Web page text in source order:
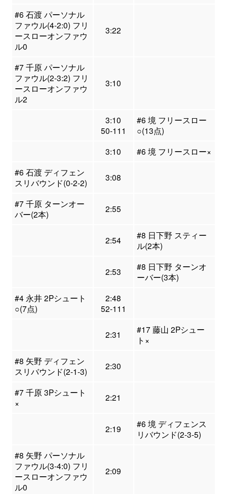
#6 石渡 パーソナル
ファウル(4-2:0) フリ
ースローオンファウ
ル0
3:22
#7 千原 パーソナル
ファウル(2-3:2) フリ
ースローオンファウ
ル2
3:10
3:10
50-111
#6 境 フリースロー
○(13点)
3:10
#6 境 フリースロー×
#6 石渡 ディフェン
スリバウンド(0-2-2)
3:08
#7 千原 ターンオー
バー(2本)
2:55
2:54
#8 日下野 スティー
ル(2本)
2:53
#8 日下野 ターンオ
ーバー(3本)
#4 永井 2Pシュート
○(7点)
2:48
52-111
2:31
#17 藤山 2Pシュー
ト×
#8 矢野 ディフェン
スリバウンド(2-1-3)
2:30
#7 千原 3Pシュート
×
2:21
2:19
#6 境 ディフェンス
リバウンド(2-3-5)
#8 矢野 パーソナル
ファウル(3-4:0) フリ
ースローオンファウ
ル0
2:09